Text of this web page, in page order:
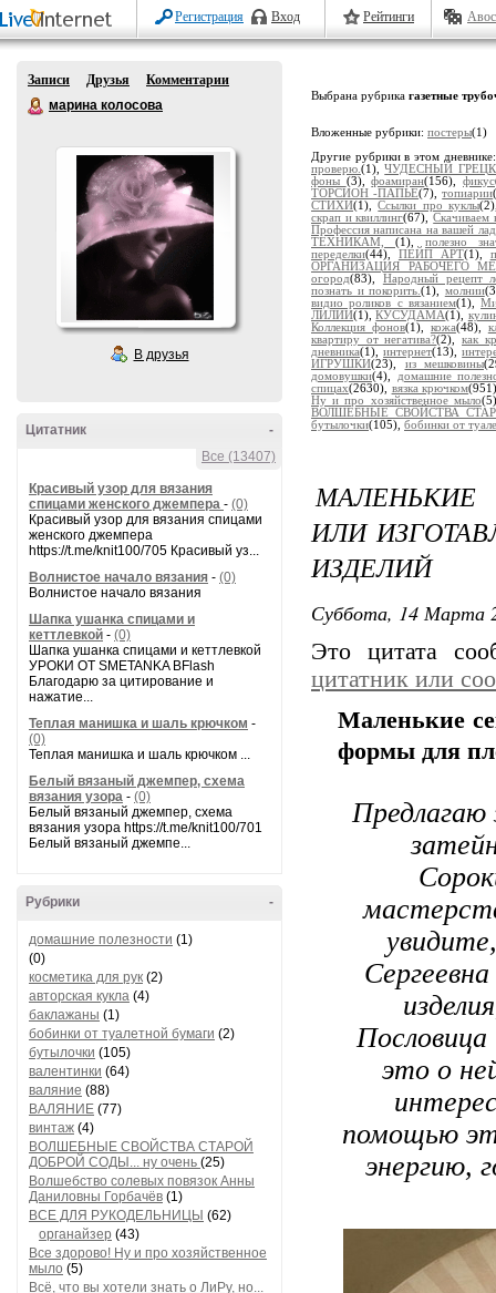
Регистрация Вход Рейтинги
Записи Друзья
Комментарии
марина колосова
В друзья
-
Цитатник
Все (13407)
Красивый узор для вязания
спицами женского джемпера - (0)
Красивый узор для вязания спицами
женского джемпера
https://t.me/knit100/705 Красивый уз...
Волнистое начало вязания - (0)
Волнистое начало вязания
Шапка ушанка спицами и
кеттлевкой - (0)
Шапка ушанка спицами и кеттлевкой
УРОКИ ОТ SMETANKA BFlash
Благодарю за цитирование и
нажатие...
Теплая манишка и шаль крючком -
(0)
Теплая манишка и шаль крючком ...
Белый вязаный джемпер, схема
вязания узора - (0)
Белый вязаный джемпер, схема
вязания узора https://t.me/knit100/701
Белый вязаный джемпе...
-
Рубрики
домашние полезности (1)
(0)
косметика для рук (2)
авторская кукла (4)
баклажаны (1)
бобинки от туалетной бумаги (2)
бутылочки (105)
валентинки (64)
валяние (88)
ВАЛЯНИЕ (77)
винтаж (4)
ВОЛШЕБНЫЕ СВОЙСТВА СТАРОЙ
ДОБРОЙ СОДЫ... ну очень (25)
Волшебство солевых повязок Анны
Даниловны Горбачёв (1)
ВСЕ ДЛЯ РУКОДЕЛЬНИЦЫ (62)
органайзер (43)
Все здорово! Ну и про хозяйственное
мыло (5)
Всё, что вы хотели знать о ЛиРу, но...
Выбрана рубрика газетные
Вложенные рубрики: постеры(1)
Другие рубрики в этом
проверю. (1),ЧУДЕСНЫЙ
фоны (3),фоамиран(156),фикус
ТОРСИОН -ПАПЬЕ(7),топиарии
СТИХИ(1),Ссылки про куклы
скрап и квиллинг(67),Скачиваем
Профессия написана на вашей
ТЕХНИКАМ, (1), полезно
переделки(44), ПЕЙП АРТ(1),
ОРГАНИЗАЦИЯ РАБОЧЕГО
огород(83), Народный рецепт
познать и покорить.(1), молнии
видио роликов с вязанием(1),
ЛИЛИИ(1),КУСУДАМА(1),
Коллекция фонов(1), кожа(48),
квартиру от негатива?(2),как
дневника(1),интернет(13),
ИГРУШКИ(23), из мешковины
домовушки(4),
домашние
спицах(2630), вязка крючком
Ну и про хозяйственное мыло
ВОЛШЕБНЫЕ СВОЙСТВА
бутылочки(105), бобинки от
МАЛЕНЬКИЕ
ИЛИ
ИЗДЕЛИЙ
Суббота, 14 Марта
Это цитата
цитатник или
Маленькие
формы для
Предлагаю
это о
помощью
энергию,